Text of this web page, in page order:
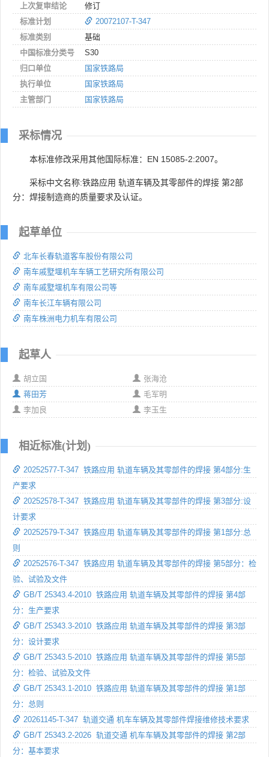
上次复审结论
修订
标准计划
20072107-T-347
标准类别
基础
中国标准分类号
S30
归口单位
国家铁路局
执行单位
国家铁路局
主管部门
国家铁路局
采标情况
本标准修改采用其他国际标准：EN 15085-2:2007。
采标中文名称:铁路应用 轨道车辆及其零部件的焊接 第2部
分：焊接制造商的质量要求及认证。
起草单位
北车长春轨道客车股份有限公司
南车戚墅堰机车车辆工艺研究所有限公司
南车戚墅堰机车有限公司等
南车长江车辆有限公司
南车株洲电力机车有限公司
起草人
胡立国
张海沧
蒋田芳
毛军明
李加良
李玉生
相近标准(计划)
20252577-T-347 铁路应用 轨道车辆及其零部件的焊接 第4部分:生
产要求
20252578-T-347 铁路应用 轨道车辆及其零部件的焊接 第3部分:设
计要求
20252579-T-347 铁路应用 轨道车辆及其零部件的焊接 第1部分:总
则
20252576-T-347 铁路应用 轨道车辆及其零部件的焊接 第5部分：检
验、试验及文件
GB/T 25343.4-2010 铁路应用 轨道车辆及其零部件的焊接 第4部
分：生产要求
GB/T 25343.3-2010 铁路应用 轨道车辆及其零部件的焊接 第3部
分：设计要求
GB/T 25343.5-2010 铁路应用 轨道车辆及其零部件的焊接 第5部
分：检验、试验及文件
GB/T 25343.1-2010 铁路应用 轨道车辆及其零部件的焊接 第1部
分：总则
20261145-T-347 轨道交通 机车车辆及其零部件焊接维修技术要求
GB/T 25343.2-2026 轨道交通 机车车辆及其零部件的焊接 第2部
分：基本要求